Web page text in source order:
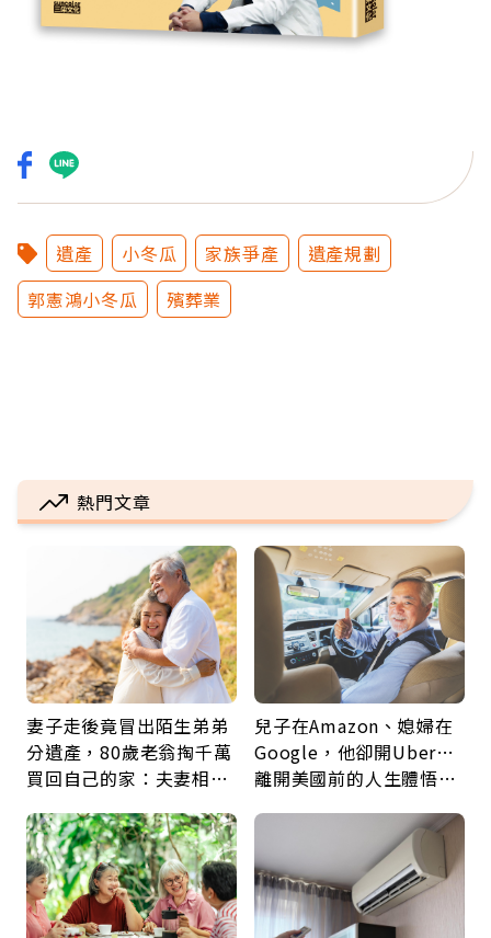
遺產 小冬瓜 家族爭產
遺產規劃
郭憲鴻小冬瓜
殯葬業
熱門文章
妻子走後竟冒出陌生弟弟
分遺產，80歲老翁掏千萬
買回自己的家：夫妻相守
兒子在Amazon、媳婦在
Google，他卻開Uber…
離開美國前的人生體悟：